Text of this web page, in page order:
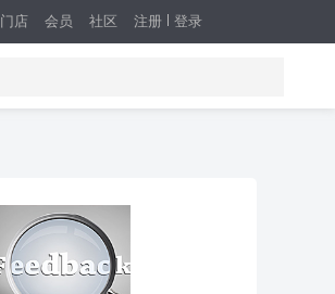
注册 登录
门店 会员 社区